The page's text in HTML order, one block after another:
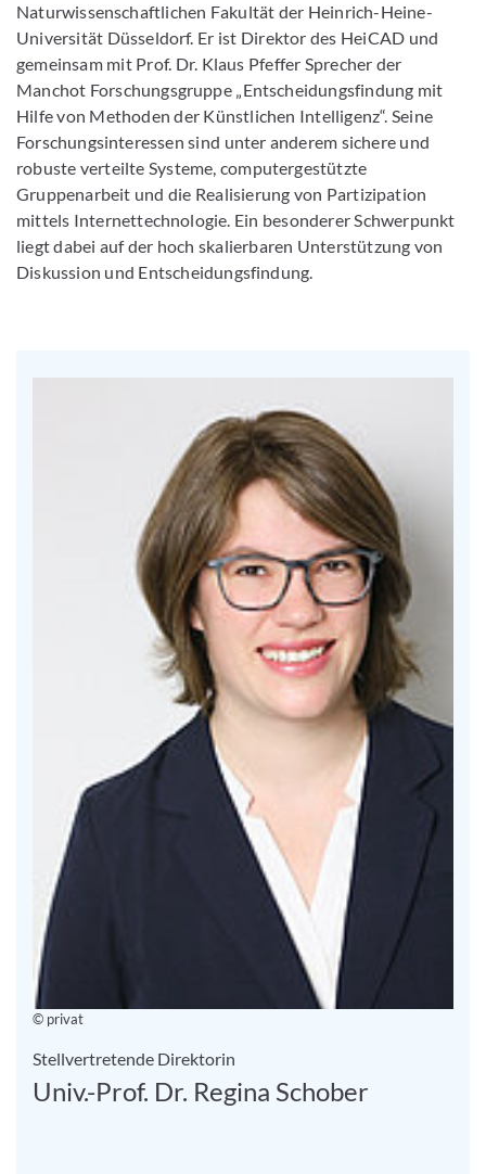
Naturwissenschaftlichen Fakultät der Heinrich-​Heine-
Universität Düsseldorf. Er ist Direktor des HeiCAD und
gemeinsam mit Prof. Dr. Klaus Pfeffer Sprecher der
Manchot Forschungsgruppe „Entscheidungsfindung mit
Hilfe von Methoden der Künstlichen Intelligenz“. Seine
Forschungsinteressen sind unter anderem sichere und
robuste verteilte Systeme, computergestützte
Gruppenarbeit und die Realisierung von Partizipation
mittels Internettechnologie. Ein besonderer Schwerpunkt
liegt dabei auf der hoch skalierbaren Unterstützung von
Diskussion und Entscheidungsfindung.
© privat
Stellvertretende Direktorin
Univ.-Prof. Dr. Regina Schober